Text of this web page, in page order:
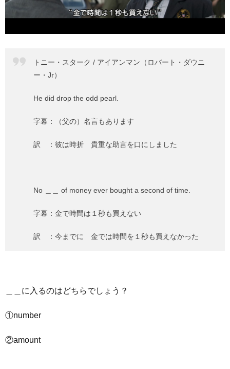
トニー・スターク / アイアンマン（ロバート・ダウニ
ー・Jr）
He did drop the odd pearl.
字幕：（父の）名言もあります
訳 ：彼は時折 貴重な助言を口にしました
No ＿＿ of money ever bought a second of time.
字幕：金で時間は１秒も買えない
訳 ：今までに 金では時間を１秒も買えなかった
＿＿に入るのはどちらでしょう？
①number
②amount